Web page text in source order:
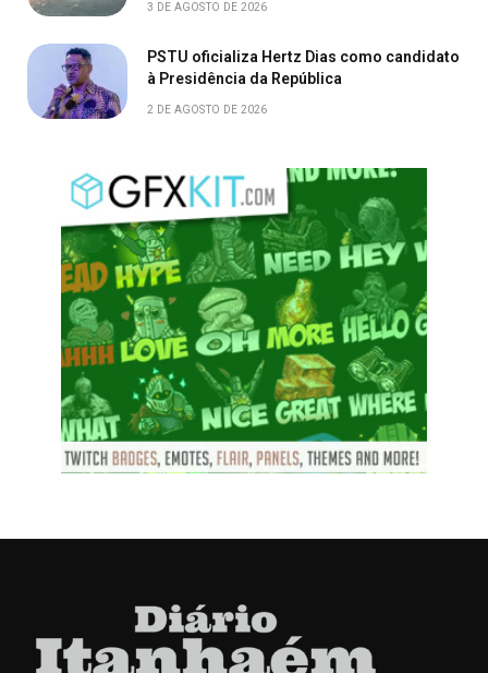
3 DE AGOSTO DE 2026
PSTU oficializa Hertz Dias como candidato
à Presidência da República
2 DE AGOSTO DE 2026